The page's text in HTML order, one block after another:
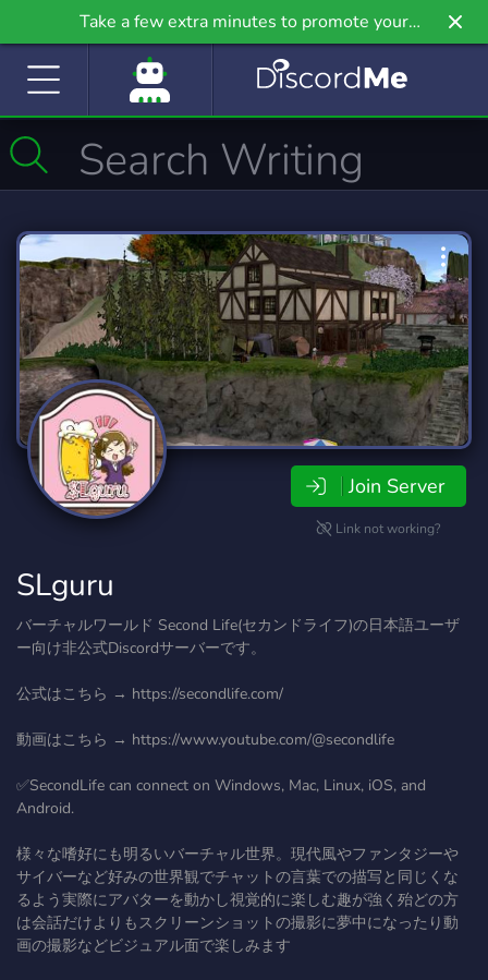
Take a few extra minutes to promote your
community even further on Griv.io, our newest
Join Server
Link not working?
SLguru
バーチャルワールド Second Life(セカンドライフ)の日本語ユーザ
ー向け非公式Discordサーバーです。
公式はこちら → https://secondlife.com/
動画はこちら → https://www.youtube.com/@secondlife
✅SecondLife can connect on Windows, Mac, Linux, iOS, and
Android.
様々な嗜好にも明るいバーチャル世界。現代風やファンタジーや
サイバーなど好みの世界観でチャットの言葉での描写と同じくな
るよう実際にアバターを動かし視覚的に楽しむ趣が強く殆どの方
は会話だけよりもスクリーンショットの撮影に夢中になったり動
画の撮影などビジュアル面で楽しみます